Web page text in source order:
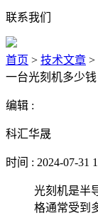
联系我们
首页 > 技术文章 >
一台光刻机多少钱
编辑 :
科汇华晟
时间 : 2024-07-31
光刻机是半
格通常受到